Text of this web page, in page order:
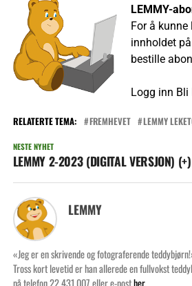
LEMMY-
For å kunne
innholdet
bestille
Logg inn Bli
RELATERTE TEMA: FREMHEVET LEMMY
NESTE NYHET
LEMMY 2-2023 (DIGITAL VERSJON) (+)
LEMMY
«Jeg er en skrivende og fotograferende
Tross kort levetid er han allerede en fullvokst
på telefon 22 431 007 eller e-posther.